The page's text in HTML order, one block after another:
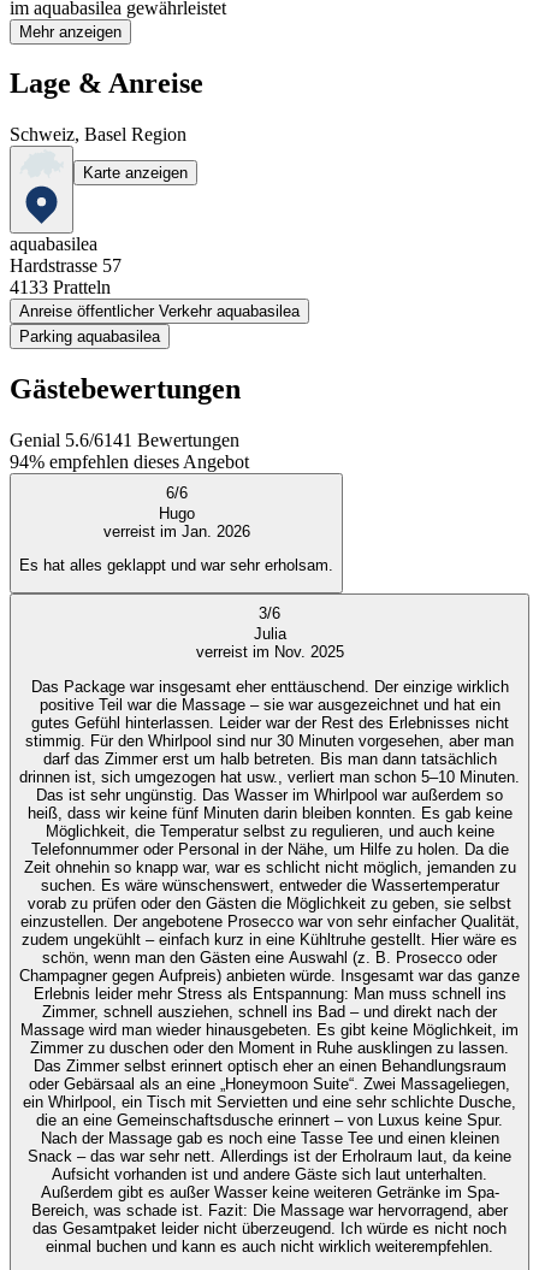
im aquabasilea gewährleistet
Mehr anzeigen
Lage & Anreise
Schweiz, Basel Region
Karte anzeigen
aquabasilea
Hardstrasse 57
4133 Pratteln
Anreise öffentlicher Verkehr aquabasilea
Parking aquabasilea
Gästebewertungen
Genial 5.6/6141 Bewertungen
94% empfehlen dieses Angebot
6/6
Hugo
verreist im Jan. 2026
Es hat alles geklappt und war sehr erholsam.
3/6
Julia
verreist im Nov. 2025
Das Package war insgesamt eher enttäuschend. Der einzige wirklich
positive Teil war die Massage – sie war ausgezeichnet und hat ein
gutes Gefühl hinterlassen. Leider war der Rest des Erlebnisses nicht
stimmig. Für den Whirlpool sind nur 30 Minuten vorgesehen, aber man
darf das Zimmer erst um halb betreten. Bis man dann tatsächlich
drinnen ist, sich umgezogen hat usw., verliert man schon 5–10 Minuten.
Das ist sehr ungünstig. Das Wasser im Whirlpool war außerdem so
heiß, dass wir keine fünf Minuten darin bleiben konnten. Es gab keine
Möglichkeit, die Temperatur selbst zu regulieren, und auch keine
Telefonnummer oder Personal in der Nähe, um Hilfe zu holen. Da die
Zeit ohnehin so knapp war, war es schlicht nicht möglich, jemanden zu
suchen. Es wäre wünschenswert, entweder die Wassertemperatur
vorab zu prüfen oder den Gästen die Möglichkeit zu geben, sie selbst
einzustellen. Der angebotene Prosecco war von sehr einfacher Qualität,
zudem ungekühlt – einfach kurz in eine Kühltruhe gestellt. Hier wäre es
schön, wenn man den Gästen eine Auswahl (z. B. Prosecco oder
Champagner gegen Aufpreis) anbieten würde. Insgesamt war das ganze
Erlebnis leider mehr Stress als Entspannung: Man muss schnell ins
Zimmer, schnell ausziehen, schnell ins Bad – und direkt nach der
Massage wird man wieder hinausgebeten. Es gibt keine Möglichkeit, im
Zimmer zu duschen oder den Moment in Ruhe ausklingen zu lassen.
Das Zimmer selbst erinnert optisch eher an einen Behandlungsraum
oder Gebärsaal als an eine „Honeymoon Suite“. Zwei Massageliegen,
ein Whirlpool, ein Tisch mit Servietten und eine sehr schlichte Dusche,
die an eine Gemeinschaftsdusche erinnert – von Luxus keine Spur.
Nach der Massage gab es noch eine Tasse Tee und einen kleinen
Snack – das war sehr nett. Allerdings ist der Erholraum laut, da keine
Aufsicht vorhanden ist und andere Gäste sich laut unterhalten.
Außerdem gibt es außer Wasser keine weiteren Getränke im Spa-
Bereich, was schade ist. Fazit: Die Massage war hervorragend, aber
das Gesamtpaket leider nicht überzeugend. Ich würde es nicht noch
einmal buchen und kann es auch nicht wirklich weiterempfehlen.